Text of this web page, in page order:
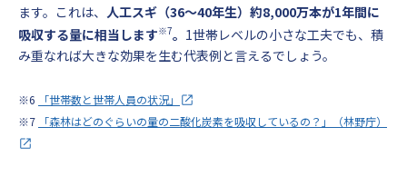
ます。これは、 人工スギ（36～40年生）約8,000万本が1年間に
吸収する量に相当します※7。 1世帯レベルの小さな工夫でも、積
み重なれば大きな効果を生む代表例と言えるでしょう。
※6
「世帯数と世帯人員の状況」
※7
「森林はどのぐらいの量の二酸化炭素を吸収しているの？」（林野庁）